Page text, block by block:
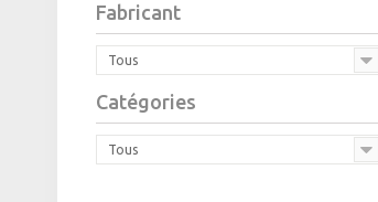
Fabricant
Tous
Catégories
Tous